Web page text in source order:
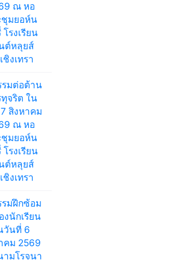
ณ หอ
ชุมยอห์น
โรงเรียน
ต์หลุยส์
ชิงเทรา
รมต่อต้าน
ทุจริต ใน
สิงหาคม
ณ หอ
ชุมยอห์น
โรงเรียน
ต์หลุยส์
ชิงเทรา
รมฝึกซ้อม
งนักเรียน
วันที่ 6
คม 2569
มโรจนา